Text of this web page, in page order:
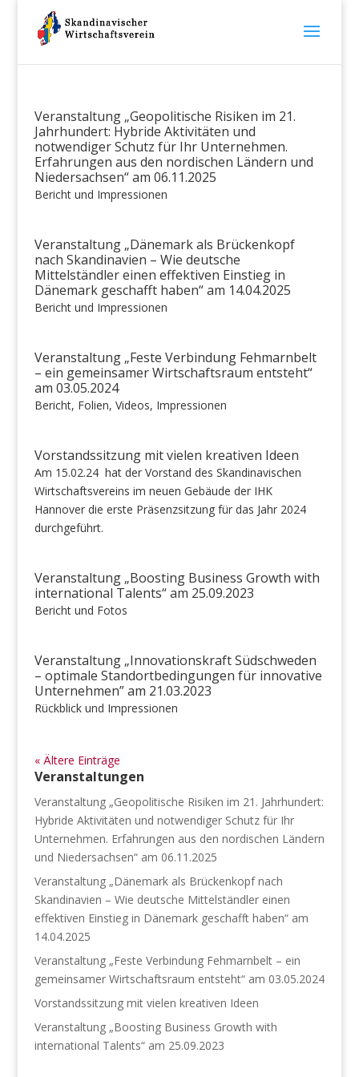
Veranstaltung „Geopolitische Risiken im 21.
Jahrhundert: Hybride Aktivitäten und
notwendiger Schutz für Ihr Unternehmen.
Erfahrungen aus den nordischen Ländern und
Niedersachsen“ am 06.11.2025
Bericht und Impressionen
Veranstaltung „Dänemark als Brückenkopf
nach Skandinavien – Wie deutsche
Mittelständler einen effektiven Einstieg in
Dänemark geschafft haben“ am 14.04.2025
Bericht und Impressionen
Veranstaltung „Feste Verbindung Fehmarnbelt
– ein gemeinsamer Wirtschaftsraum entsteht“
am 03.05.2024
Bericht, Folien, Videos, Impressionen
Vorstandssitzung mit vielen kreativen Ideen
Am 15.02.24 hat der Vorstand des Skandinavischen
Wirtschaftsvereins im neuen Gebäude der IHK
Hannover die erste Präsenzsitzung für das Jahr 2024
durchgeführt.
Veranstaltung „Boosting Business Growth with
international Talents“ am 25.09.2023
Bericht und Fotos
Veranstaltung „Innovationskraft Südschweden
– optimale Standortbedingungen für innovative
Unternehmen” am 21.03.2023
Rückblick und Impressionen
« Ältere Einträge
Veranstaltungen
Veranstaltung „Geopolitische Risiken im 21. Jahrhundert:
Hybride Aktivitäten und notwendiger Schutz für Ihr
Unternehmen. Erfahrungen aus den nordischen Ländern
und Niedersachsen“ am 06.11.2025
Veranstaltung „Dänemark als Brückenkopf nach
Skandinavien – Wie deutsche Mittelständler einen
effektiven Einstieg in Dänemark geschafft haben“ am
14.04.2025
Veranstaltung „Feste Verbindung Fehmarnbelt – ein
gemeinsamer Wirtschaftsraum entsteht“ am 03.05.2024
Vorstandssitzung mit vielen kreativen Ideen
Veranstaltung „Boosting Business Growth with
international Talents“ am 25.09.2023